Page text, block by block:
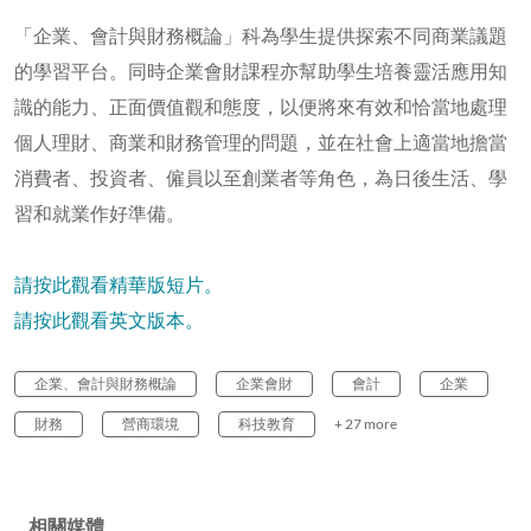
「企業、會計與財務概論」科為學生提供探索不同商業議題
的學習平台。同時企業會財課程亦幫助學生培養靈活應用知
識的能力、正面價值觀和態度，以便將來有效和恰當地處理
個人理財、商業和財務管理的問題，並在社會上適當地擔當
消費者、投資者、僱員以至創業者等角色，為日後生活、學
習和就業作好準備。
請按此觀看精華版短片。
請按此觀看英文版本。
企業、會計與財務概論 企業會財 會計 企業
財務 營商環境 科技教育 + 27 more
相關媒體